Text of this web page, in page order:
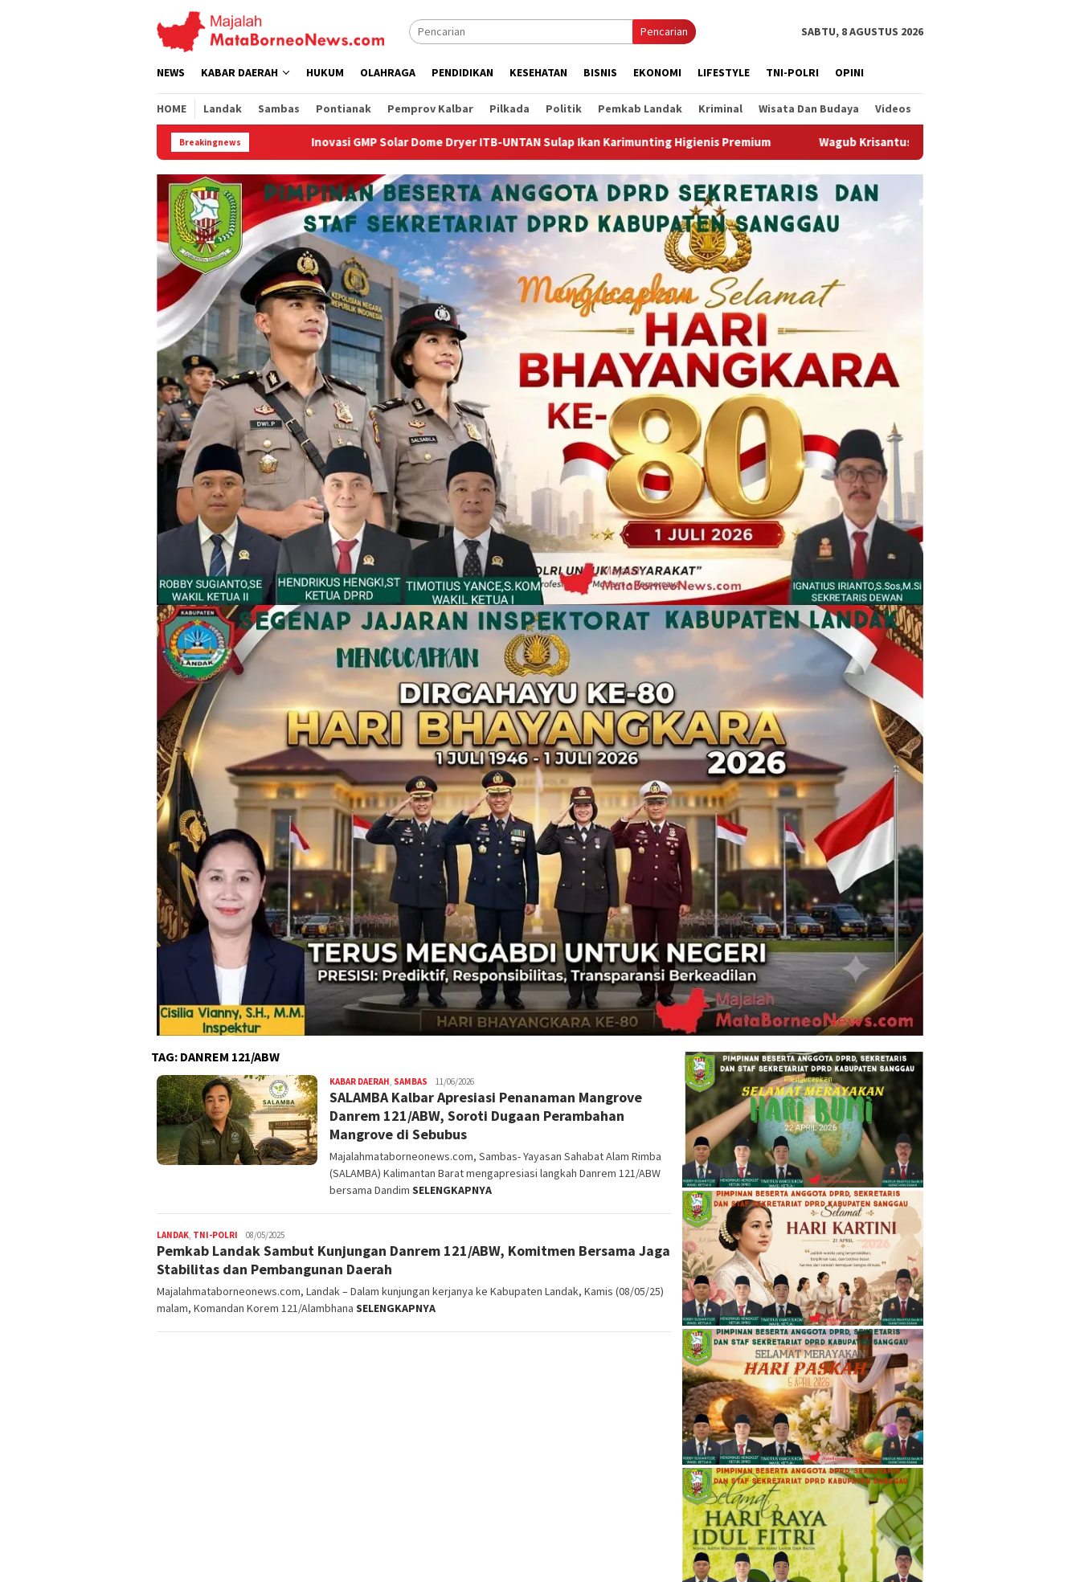
Pencarian SABTU, 8 AGUSTUS 2026
NEWS KABAR DAERAH HUKUM OLAHRAGA PENDIDIKAN KESEHATAN BISNIS EKONOMI LIFESTYLE TNI-POLRI OPINI
HOME Landak Sambas Pontianak Pemprov Kalbar Pilkada Politik Pemkab Landak Kriminal Wisata Dan Budaya Videos
Breakingnews
Inovasi GMP Solar Dome Dryer ITB-UNTAN Sulap Ikan Karimunting Higienis Premium Wagub Krisantus Kedatangan Kepala Staf Kepresidenan, Tegaskan
TAG: DANREM 121/ABW
KABAR DAERAH, SAMBAS Nopriyanto
11/06/2026
SALAMBA Kalbar Apresiasi Penanaman Mangrove
Danrem 121/ABW, Soroti Dugaan Perambahan
Mangrove di Sebubus
Majalahmataborneonews.com, Sambas- Yayasan Sahabat Alam Rimba
(SALAMBA) Kalimantan Barat mengapresiasi langkah Danrem 121/ABW
bersama Dandim SELENGKAPNYA
LANDAK, TNI-POLRI 08/05/2025
Pemkab Landak Sambut Kunjungan Danrem 121/ABW, Komitmen Bersama Jaga
Stabilitas dan Pembangunan Daerah
Majalahmataborneonews.com, Landak – Dalam kunjungan kerjanya ke Kabupaten Landak, Kamis (08/05/25)
malam, Komandan Korem 121/Alambhana SELENGKAPNYA